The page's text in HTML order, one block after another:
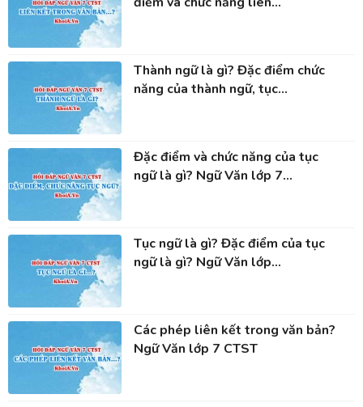
Thành ngữ là gì? Đặc điểm chức
năng của thành ngữ, tục...
Đặc điểm và chức năng của tục
ngữ là gì? Ngữ Văn lớp 7...
Tục ngữ là gì? Đặc điểm của tục
ngữ là gì? Ngữ Văn lớp...
Các phép liên kết trong văn bản?
Ngữ Văn lớp 7 CTST